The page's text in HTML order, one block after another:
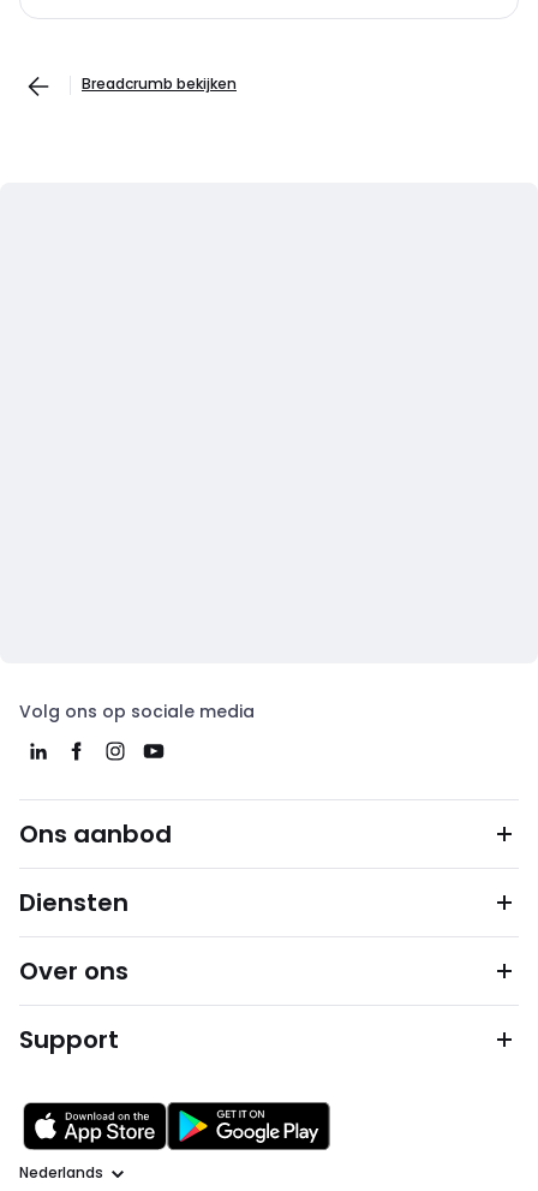
Breadcrumb bekijken
Volg ons op sociale media
Ons aanbod
Diensten
Over ons
Support
Taal